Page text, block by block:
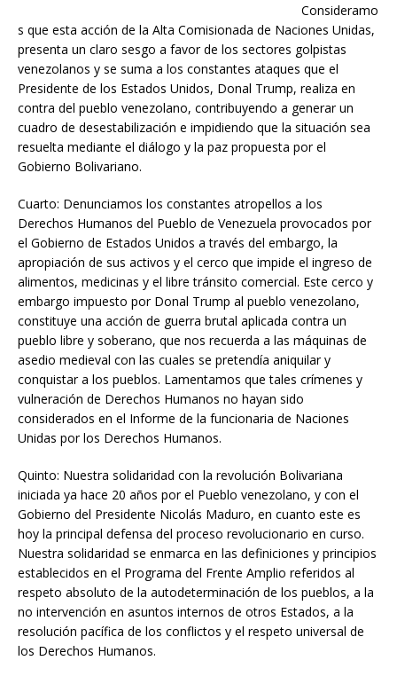
Consideramo
s que esta acción de la Alta Comisionada de Naciones Unidas,
presenta un claro sesgo a favor de los sectores golpistas
venezolanos y se suma a los constantes ataques que el
Presidente de los Estados Unidos, Donal Trump, realiza en
contra del pueblo venezolano, contribuyendo a generar un
cuadro de desestabilización e impidiendo que la situación sea
resuelta mediante el diálogo y la paz propuesta por el
Gobierno Bolivariano.
Cuarto: Denunciamos los constantes atropellos a los
Derechos Humanos del Pueblo de Venezuela provocados por
el Gobierno de Estados Unidos a través del embargo, la
apropiación de sus activos y el cerco que impide el ingreso de
alimentos, medicinas y el libre tránsito comercial. Este cerco y
embargo impuesto por Donal Trump al pueblo venezolano,
constituye una acción de guerra brutal aplicada contra un
pueblo libre y soberano, que nos recuerda a las máquinas de
asedio medieval con las cuales se pretendía aniquilar y
conquistar a los pueblos. Lamentamos que tales crímenes y
vulneración de Derechos Humanos no hayan sido
considerados en el Informe de la funcionaria de Naciones
Unidas por los Derechos Humanos.
Quinto: Nuestra solidaridad con la revolución Bolivariana
iniciada ya hace 20 años por el Pueblo venezolano, y con el
Gobierno del Presidente Nicolás Maduro, en cuanto este es
hoy la principal defensa del proceso revolucionario en curso.
Nuestra solidaridad se enmarca en las definiciones y principios
establecidos en el Programa del Frente Amplio referidos al
respeto absoluto de la autodeterminación de los pueblos, a la
no intervención en asuntos internos de otros Estados, a la
resolución pacífica de los conflictos y el respeto universal de
los Derechos Humanos.